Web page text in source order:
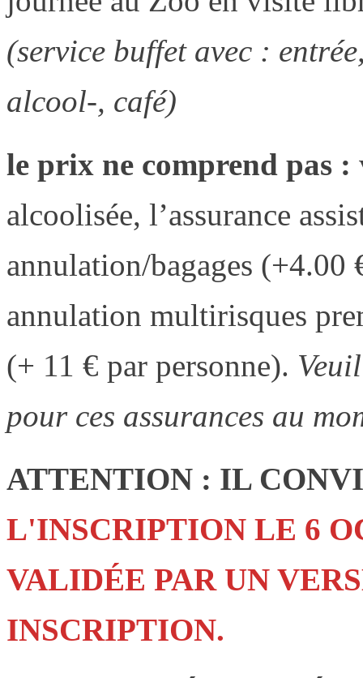
(service buffet avec :
alcool-, café)
le prix ne comprend pas :
alcoolisée, l’assurance
annulation/bagages (+4.00
annulation multirisques
(+ 11 € par personne).
pour ces assurances au
ATTENTION : IL
L'INSCRIPTION LE 6
VALIDÉE PAR UN
INSCRIPTION.